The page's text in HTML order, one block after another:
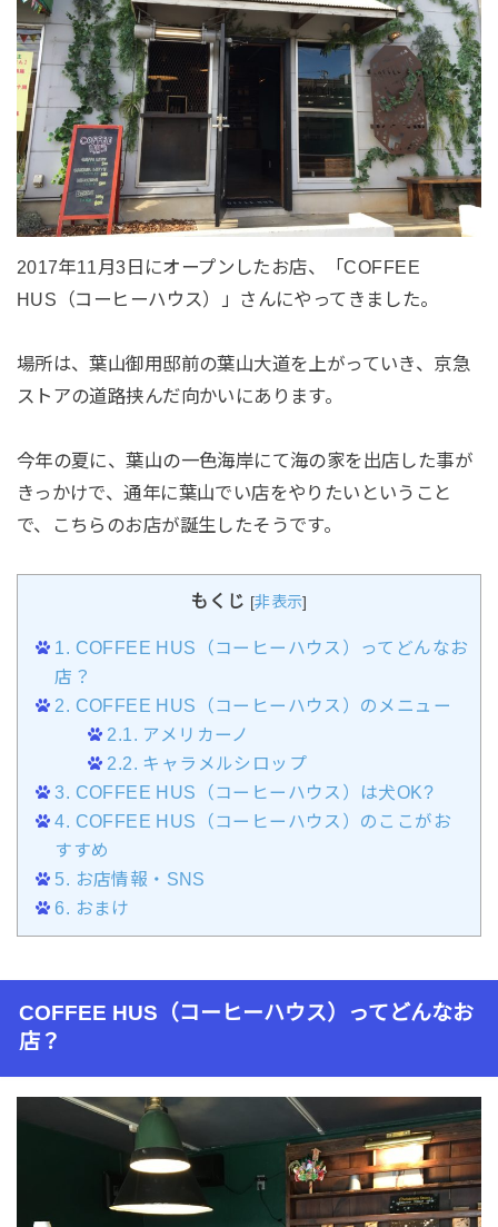
2017年11月3日にオープンしたお店、「COFFEE
HUS（コーヒーハウス）」さんにやってきました。
場所は、葉山御用邸前の葉山大道を上がっていき、京急
ストアの道路挟んだ向かいにあります。
今年の夏に、葉山の一色海岸にて海の家を出店した事が
きっかけで、通年に葉山でい店をやりたいということ
で、こちらのお店が誕生したそうです。
もくじ [非表示]
1. COFFEE HUS（コーヒーハウス）ってどんなお
店？
2. COFFEE HUS（コーヒーハウス）のメニュー
2.1. アメリカーノ
2.2. キャラメルシロップ
3. COFFEE HUS（コーヒーハウス）は犬OK?
4. COFFEE HUS（コーヒーハウス）のここがお
すすめ
5. お店情報・SNS
6. おまけ
COFFEE HUS（コーヒーハウス）ってどんなお
店？